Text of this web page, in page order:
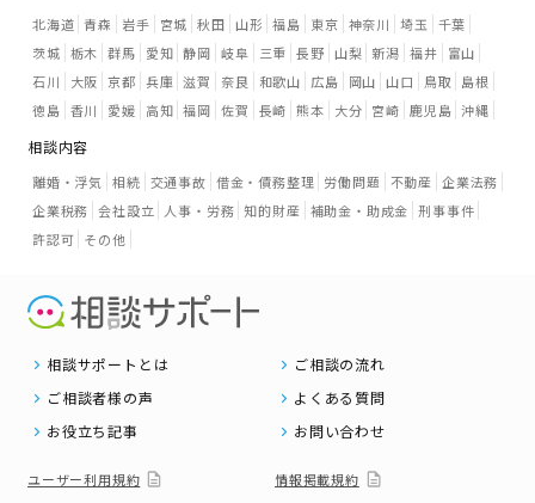
北海道 青森 岩手 宮城 秋田 山形 福島 東京 神奈川 埼玉
千葉
茨城 栃木 群馬 愛知 静岡 岐阜 三重 長野 山梨 新潟 福井
富山
石川
大阪 京都 兵庫 滋賀 奈良 和歌山 広島 岡山 山口 鳥取
島根
徳島 香川 愛媛 高知 福岡 佐賀 長崎 熊本 大分 宮崎 鹿児島 沖縄
相談内容
離婚・浮気 相続 交通事故 借金・債務整理 労働問題 不動産 企業法務
企業税務 会社設立 人事・労務 知的財産 補助金・助成金 刑事事件
許認可 その他
相談サポートとは
ご相談の流れ
ご相談者様の声
よくある質問
お役立ち記事
お問い合わせ
ユーザー利用規約 情報掲載規約